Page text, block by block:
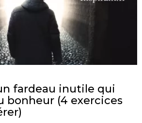
fardeau inutile qui
bonheur (4 exercices